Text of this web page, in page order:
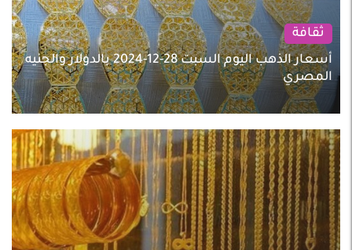
ثقافة
أسعار الذهب اليوم السبت 28-12-2024 بالدولار والجنيه
المصري